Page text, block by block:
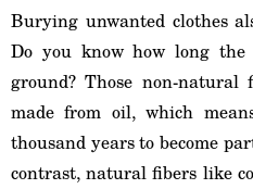
Burying unwanted clothes
Do you know how long
ground? Those non-natural
made from oil, which
thousand years to become
contrast, natural fibers like